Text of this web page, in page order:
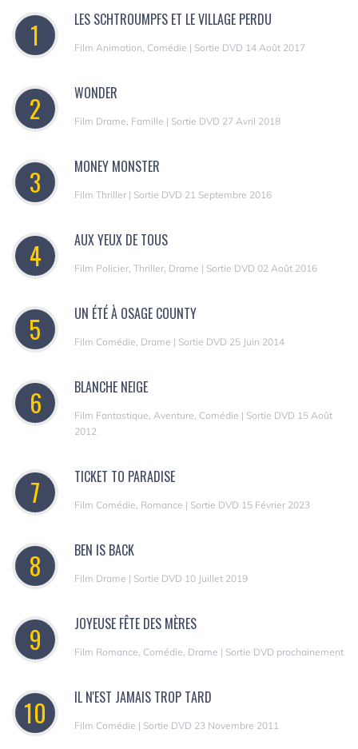
1 LES SCHTROUMPFS ET LE VILLAGE PERDU
Film Animation, Comédie | Sortie DVD 14 Août 2017
2 WONDER
Film Drame, Famille | Sortie DVD 27 Avril 2018
3 MONEY MONSTER
Film Thriller | Sortie DVD 21 Septembre 2016
4 AUX YEUX DE TOUS
Film Policier, Thriller, Drame | Sortie DVD 02 Août 2016
5 UN ÉTÉ À OSAGE COUNTY
Film Comédie, Drame | Sortie DVD 25 Juin 2014
6 BLANCHE NEIGE
Film Fantastique, Aventure, Comédie | Sortie DVD 15 Août
2012
7 TICKET TO PARADISE
Film Comédie, Romance | Sortie DVD 15 Février 2023
8 BEN IS BACK
Film Drame | Sortie DVD 10 Juillet 2019
9 JOYEUSE FÊTE DES MÈRES
Film Romance, Comédie, Drame | Sortie DVD prochainement
10 IL N'EST JAMAIS TROP TARD
Film Comédie | Sortie DVD 23 Novembre 2011